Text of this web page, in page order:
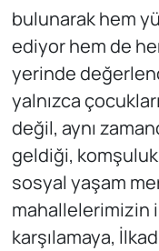
bulunarak hem
ediyor hem de
yerinde
yalnızca
değil, aynı
geldiği,
sosyal yaşam
mahallelerimizin
karşılamaya,